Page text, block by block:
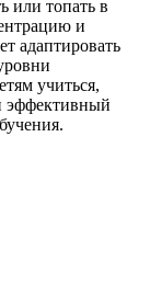
или топать в
и
адаптировать
учиться,
эффективный